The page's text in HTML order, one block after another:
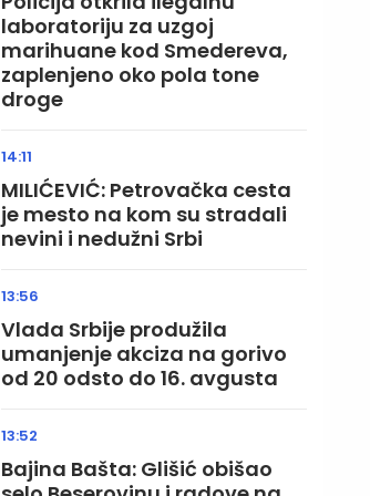
laboratoriju za uzgoj
marihuane kod Smedereva,
zaplenjeno oko pola tone
droge
MILIĆEVIĆ: Petrovačka cesta
je mesto na kom su stradali
nevini i nedužni Srbi
14:11
Vlada Srbije produžila
umanjenje akciza na gorivo
od 20 odsto do 16. avgusta
13:56
Bajina Bašta: Glišić obišao
13:52